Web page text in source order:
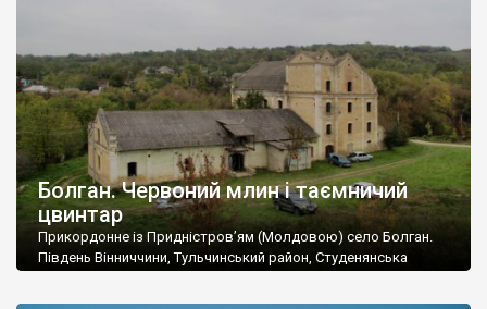
Болган. Червоний млин і таємничий
цвинтар
Прикордонне із Придністров’ям (Молдовою) село Болган.
Південь Вінниччини, Тульчинський район, Студенянська